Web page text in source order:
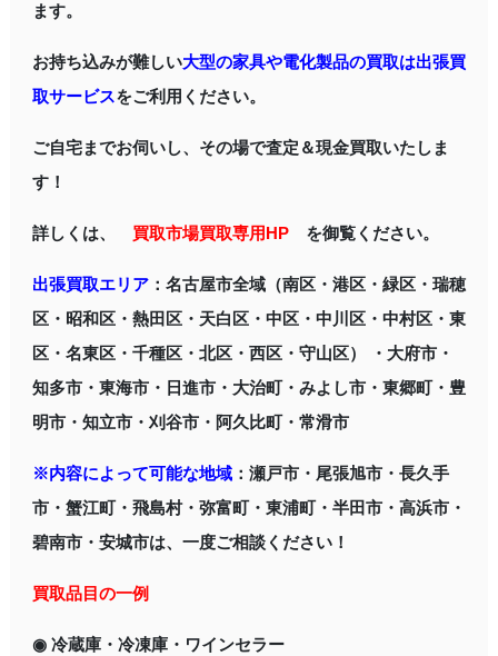
ます。
お持ち込みが難しい大型の家具や電化製品の買取は出張買
取サービスをご利用ください。
ご自宅までお伺いし、その場で査定＆現金買取いたしま
す！
詳しくは、 買取市場買取専用HPを御覧ください。
出張買取エリア：名古屋市全域（南区・港区・緑区・瑞穂
区・昭和区・熱田区・天白区・中区・中川区・中村区・東
区・名東区・千種区・北区・西区・守山区） ・大府市・
知多市・東海市・日進市・大治町・みよし市・東郷町・豊
明市・知立市・刈谷市・阿久比町・常滑市
※内容によって可能な地域：瀬戸市・尾張旭市・長久手
市・蟹江町・飛島村・弥富町・東浦町・半田市・高浜市・
碧南市・安城市は、一度ご相談ください！
買取品目の一例
◉ 冷蔵庫・冷凍庫・ワインセラー